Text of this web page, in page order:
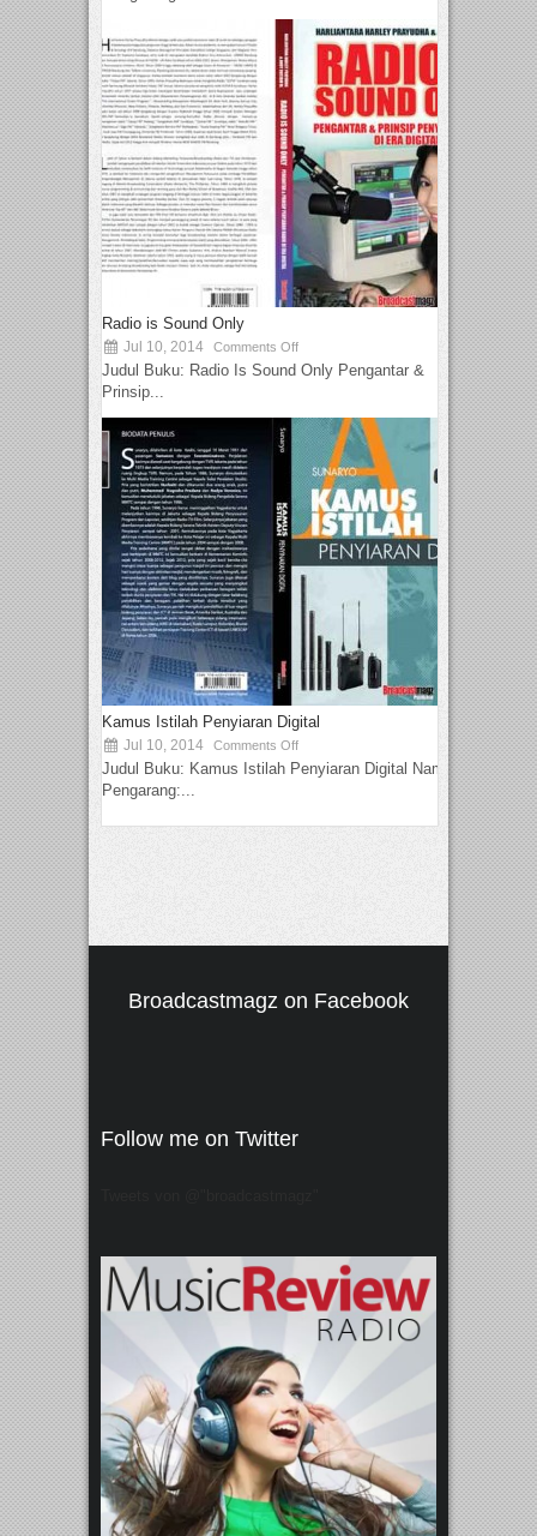
Radio is Sound Only
Jul 10, 2014 Comments Off
Judul Buku: Radio Is Sound Only Pengantar &
Prinsip...
Kamus Istilah Penyiaran Digital
Jul 10, 2014 Comments Off
Judul Buku: Kamus Istilah Penyiaran Digital Nama
Pengarang:...
Broadcastmagz on Facebook
Follow me on Twitter